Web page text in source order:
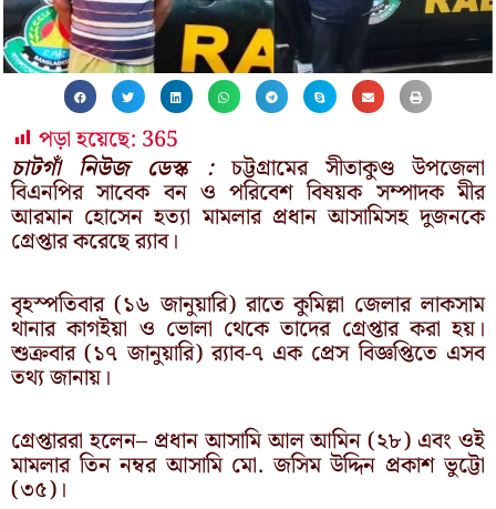
পড়া হয়েছে: 365
চাটগাঁ নিউজ ডেস্ক :চট্টগ্রামের সীতাকুণ্ড উপজেলা
বিএনপির সাবেক বন ও পরিবেশ বিষয়ক সম্পাদক মীর
আরমান হোসেন হত্যা মামলার প্রধান আসামিসহ দুজনকে
গ্রেপ্তার করেছে র‍্যাব।
বৃহস্পতিবার (১৬ জানুয়ারি) রাতে কুমিল্লা জেলার লাকসাম
থানার কাগইয়া ও ভোলা থেকে তাদের গ্রেপ্তার করা হয়।
শুক্রবার (১৭ জানুয়ারি) র‍্যাব-৭ এক প্রেস বিজ্ঞপ্তিতে এসব
তথ্য জানায়।
গ্রেপ্তাররা হলেন– প্রধান আসামি আল আমিন (২৮) এবং ওই
মামলার তিন নম্বর আসামি মো. জসিম উদ্দিন প্রকাশ ভুট্টো
(৩৫)।